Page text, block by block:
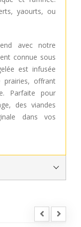
yaourts, ou
avec notre
connue sous
est infusée
offrant
Parfaite pour
des viandes
dans vos